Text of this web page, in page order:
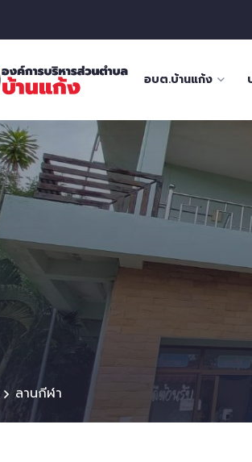
อบต.บ้านแก้ง
ลานกีฬา